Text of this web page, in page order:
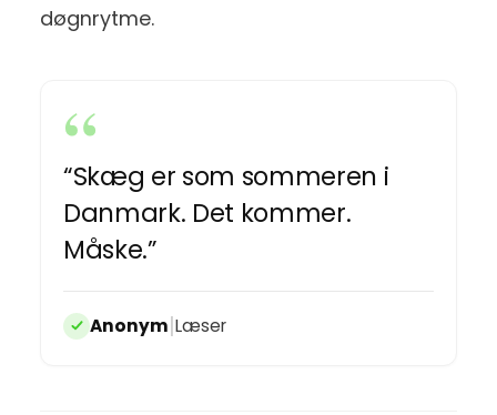
døgnrytme.
“Skæg er som sommeren i
Danmark. Det kommer.
Måske.”
Anonym|Læser